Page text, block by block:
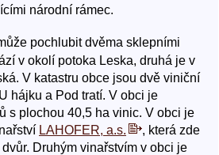
národní rámec.
pochlubit dvěma sklepními
v okolí potoka Leska, druhá je v
V katastru obce jsou dvě viniční
hájku a Pod tratí. V obci je
s plochou 40,5 ha vinic. V obci je
LAHOFER, a.s.
, která zde
Druhým vinařstvím v obci je